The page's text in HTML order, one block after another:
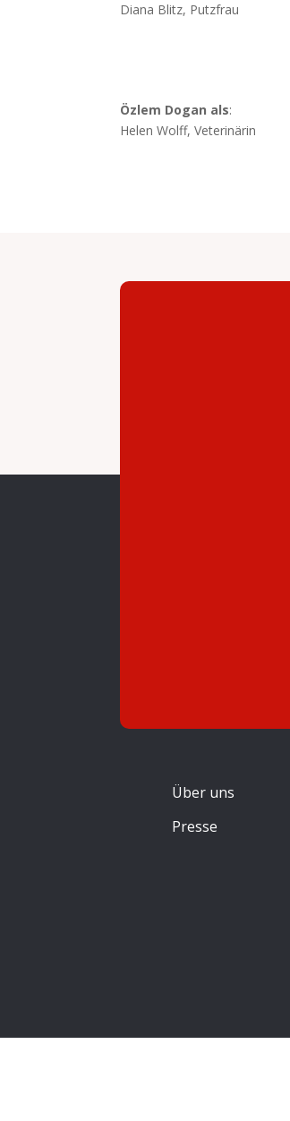
Diana Blitz, Putzfrau
Özlem Dogan als:
Helen Wolff, Veterinärin
Über uns
Presse